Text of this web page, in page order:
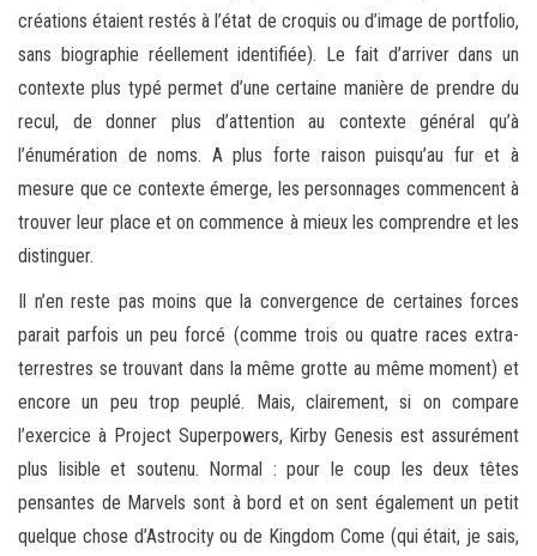
créations étaient restés à l’état de croquis ou d’image de portfolio,
sans biographie réellement identifiée). Le fait d’arriver dans un
contexte plus typé permet d’une certaine manière de prendre du
recul, de donner plus d’attention au contexte général qu’à
l’énumération de noms. A plus forte raison puisqu’au fur et à
mesure que ce contexte émerge, les personnages commencent à
trouver leur place et on commence à mieux les comprendre et les
distinguer.
Il n’en reste pas moins que la convergence de certaines forces
parait parfois un peu forcé (comme trois ou quatre races extra-
terrestres se trouvant dans la même grotte au même moment) et
encore un peu trop peuplé. Mais, clairement, si on compare
l’exercice à Project Superpowers, Kirby Genesis est assurément
plus lisible et soutenu. Normal : pour le coup les deux têtes
pensantes de Marvels sont à bord et on sent également un petit
quelque chose d’Astrocity ou de Kingdom Come (qui était, je sais,